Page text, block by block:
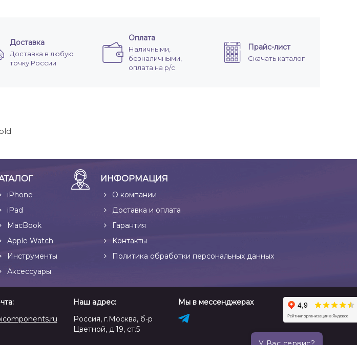
Доставка
Доставка в любую
точку России
Оплата
Наличными,
безналичными,
оплата на р/с
Прайс-лист
Скачать каталог
iPhone
iPad
MacBook
Apple Watch
Инструменты
Аксессуары
ИНФОРМАЦИЯ
О компании
Доставка и оплата
Гарантия
Контакты
Политика обработки персональных данных
Наш адрес:
Россия, г.Москва, б-р
Цветной, д.19, ст.5
Мы в мессенджерах